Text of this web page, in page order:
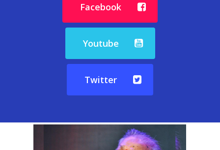
Facebook
Youtube
Twitter